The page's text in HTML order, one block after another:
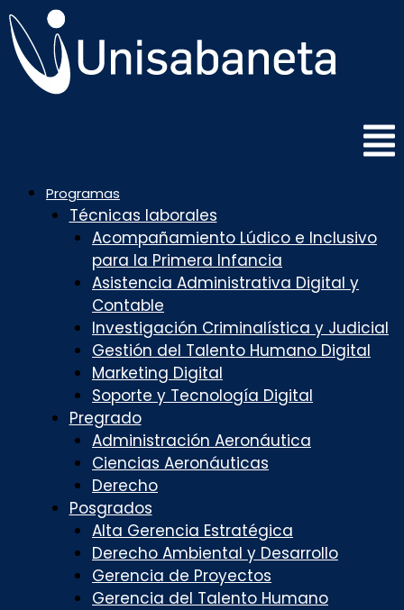
Saltar
al
contenido
Programas
Técnicas laborales
Acompañamiento Lúdico e Inclusivo
para la Primera Infancia
Asistencia Administrativa Digital y
Contable
Investigación Criminalística y Judicial
Gestión del Talento Humano Digital
Marketing Digital
Soporte y Tecnología Digital
Pregrado
Administración Aeronáutica
Ciencias Aeronáuticas
Derecho
Posgrados
Alta Gerencia Estratégica
Derecho Ambiental y Desarrollo
Gerencia de Proyectos
Gerencia del Talento Humano